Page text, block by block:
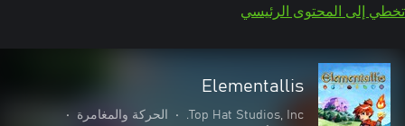
تخطي إلى المحتوى الرئيسي
Elementallis
Top Hat Studios, Inc.
• الحركة والمغامرة
•